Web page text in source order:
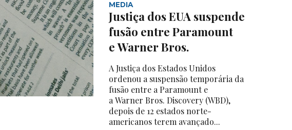
MEDIA
Justiça dos EUA suspende
fusão entre Paramount
e Warner Bros.
A Justiça dos Estados Unidos
ordenou a suspensão temporária da
fusão entre a Paramount e
a Warner Bros. Discovery (WBD),
depois de 12 estados norte-
americanos terem avançado...